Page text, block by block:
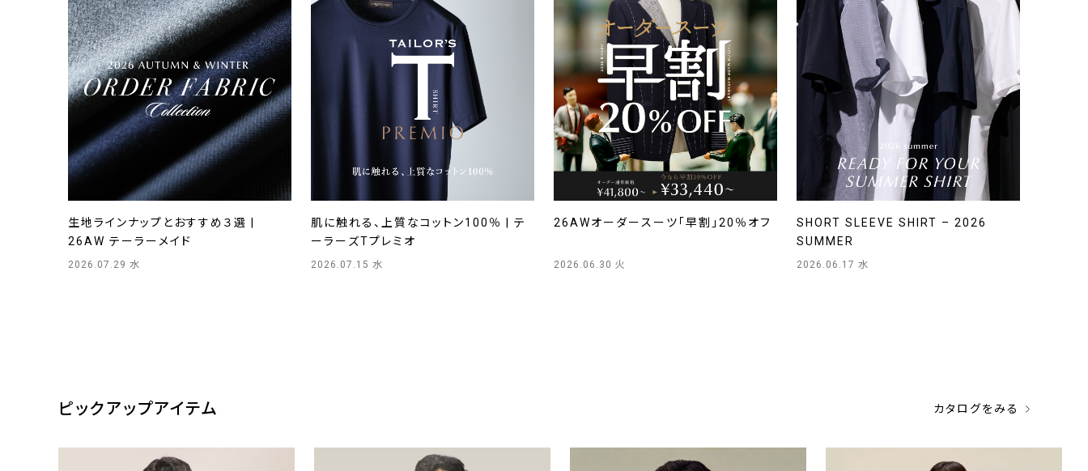
生地ラインナップとおすすめ３選 |
26AW テーラーメイド
2026.07.29 水
肌に触れる、上質なコットン100％ | テ
ーラーズTプレミオ
2026.07.15 水
26AWオーダースーツ「早割」20％オフ
2026.06.30 火
SHORT SLEEVE SHIRT – 2026
SUMMER
2026.06.17 水
ピックアップアイテム カタログをみる